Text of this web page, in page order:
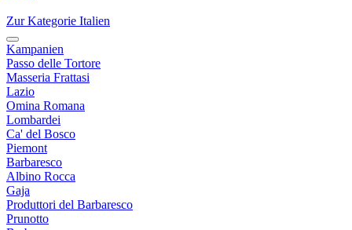
Zur Kategorie Italien
Kampanien
Passo delle Tortore
Masseria Frattasi
Lazio
Omina Romana
Lombardei
Ca' del Bosco
Piemont
Barbaresco
Albino Rocca
Gaja
Produttori del Barbaresco
Prunotto